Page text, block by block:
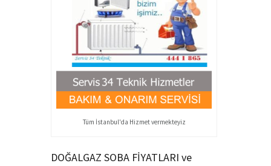
Tüm İstanbul'da Hizmet vermekteyiz
DOĞALGAZ SOBA FİYATLARI ve